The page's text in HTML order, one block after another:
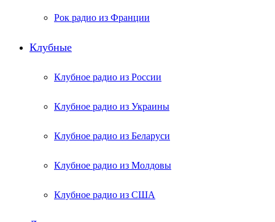
Рок радио из Франции
Клубные
Клубное радио из России
Клубное радио из Украины
Клубное радио из Беларуси
Клубное радио из Молдовы
Клубное радио из США